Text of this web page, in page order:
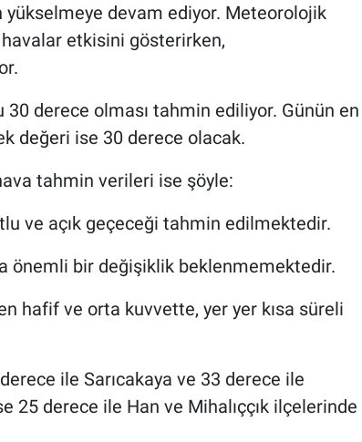
yükselmeye devam ediyor. Meteorolojik
etkisini gösterirken,
derece olması tahmin ediliyor. Günün en
değeri ise 30 derece olacak.
tahmin verileri ise şöyle:
ve açık geçeceği tahmin edilmektedir.
önemli bir değişiklik beklenmemektedir.
hafif ve orta kuvvette, yer yer kısa süreli
ile Sarıcakaya ve 33 derece ile
25 derece ile Han ve Mihalıççık ilçelerinde